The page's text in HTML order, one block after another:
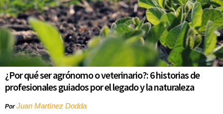
¿Por qué ser agrónomo o veterinario?: 6 historias de
profesionales guiados por el legado y la naturaleza
PorJuan Martínez Dodda